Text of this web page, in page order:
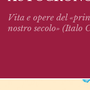
Vita e opere del
nostro secolo» (Italo